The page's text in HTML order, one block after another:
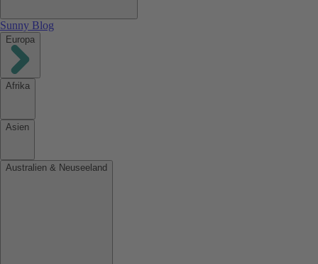
Sunny Blog
Europa
Afrika
Asien
Australien & Neuseeland